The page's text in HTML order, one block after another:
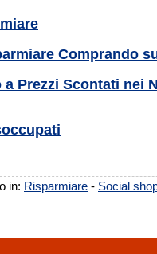
Comprando
Prezzi Scontati nei
in: Risparmiare - Social